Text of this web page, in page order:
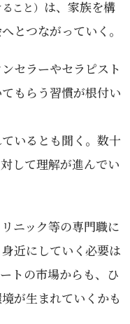
こと） は、家族を構
とつながっていく。
セラーやセラピスト
もらう習慣が根付い
いるとも聞く。数十
して理解が進んでい
ニック等の専門職に
近にしていく必要は
トの市場からも、ひ
が生まれていくかも